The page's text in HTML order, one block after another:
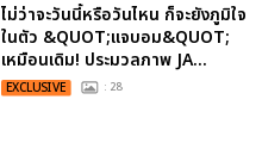
ไม่ว่าจะวันนี้หรือวันไหน ก็จะยังภูมิใจ
ในตัว &QUOT;แจบอม&QUOT;
เหมือนเดิม! ประมวลภาพ JA...
EXCLUSIVE : 28